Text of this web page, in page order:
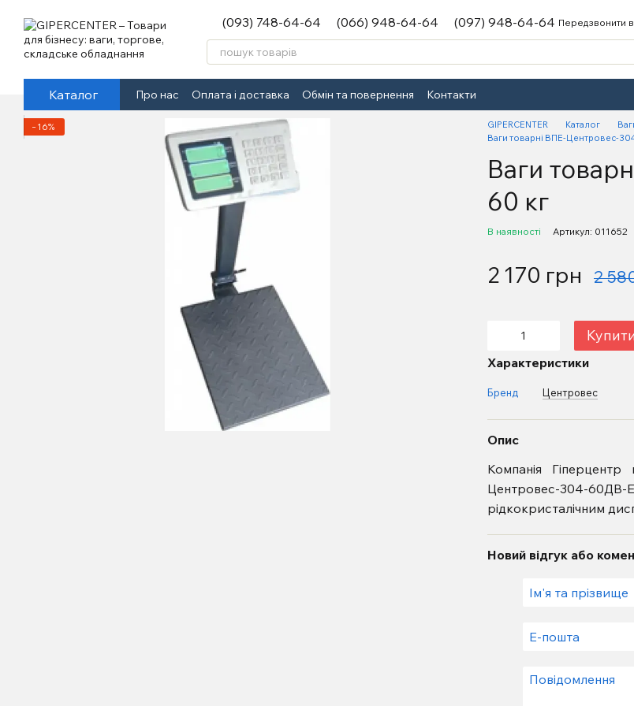
(093) 748-64-64 (066) 948-64-64 (097) 948-64-64 Передзвонити
Каталог Про нас Оплата і доставка Обмін та повернення Контакти
−16% GIPERCENTER Каталог
Ваги товарні ВПЕ-Центровес-
Ваги
60 кг
В наявності Артикул: 011652
2 170 грн 2
Купити
Характеристики
Бренд Центровес
Опис
Компанія
Центровес-304-
рідкокристалічним
Новий відгук або